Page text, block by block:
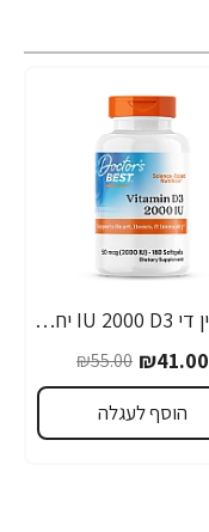
ויטמין די IU 2000 D3 יחב"ל - 180 כמוסות רכות - מבית Doctor's best
₪41.00
₪55.00
הוסף לעגלה